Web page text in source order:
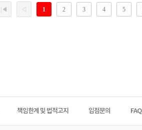
책임한계 및 법적고지 입점문의 FAQ